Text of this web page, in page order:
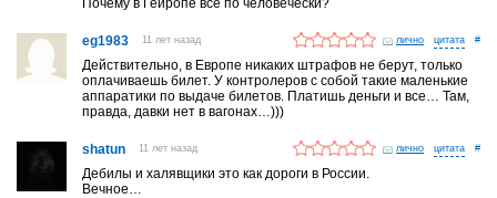
eg1983 11 лет назад лично #
Действительно, в Европе никаких штрафов не берут, только
оплачиваешь билет. У контролеров с собой такие маленькие
аппаратики по выдаче билетов. Платишь деньги и все… Там,
правда, давки нет в вагонах…)))
shatun 11 лет назад лично #
Дебилы и халявщики это как дороги в России.
Вечное…